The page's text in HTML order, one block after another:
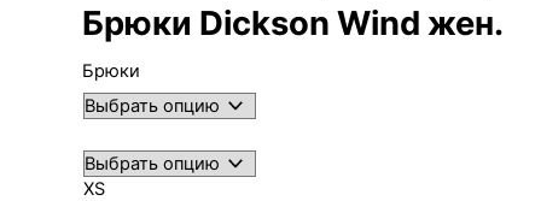
Брюки Dickson Wind жен.
Брюки
XS